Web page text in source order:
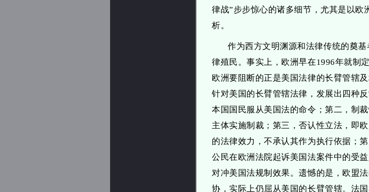
律战”步步惊心的诸多细节，尤其是以欧
析。
作为西方文明渊源和法律传统的奠
律殖民。事实上，欧洲早在1996年就制
欧洲要阻断的正是美国法律的长臂管辖
针对美国的长臂管辖法律，发展出四种
本国国民服从美国法的命令；第二，制
主体实施制裁；第三，否认性立法，即
的法律效力，不承认其作为执行依据；
公民在欧洲法院起诉美国法案件中的受
对冲美国法规制效果。遗憾的是，欧盟
协，实际上仍屈从美国的长臂管辖。法